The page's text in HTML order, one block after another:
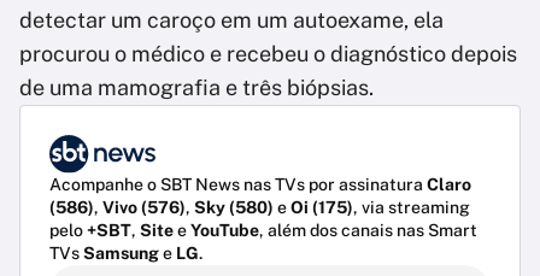
detectar um caroço em um autoexame, ela
procurou o médico e recebeu o diagnóstico depois
de uma mamografia e três biópsias.
Acompanhe o SBT News nas TVs por assinatura Claro
(586), Vivo (576), Sky (580) eOi (175), via streaming
pelo+SBT, SiteeYouTube, além dos canais nas Smart
TVsSamsunge LG.